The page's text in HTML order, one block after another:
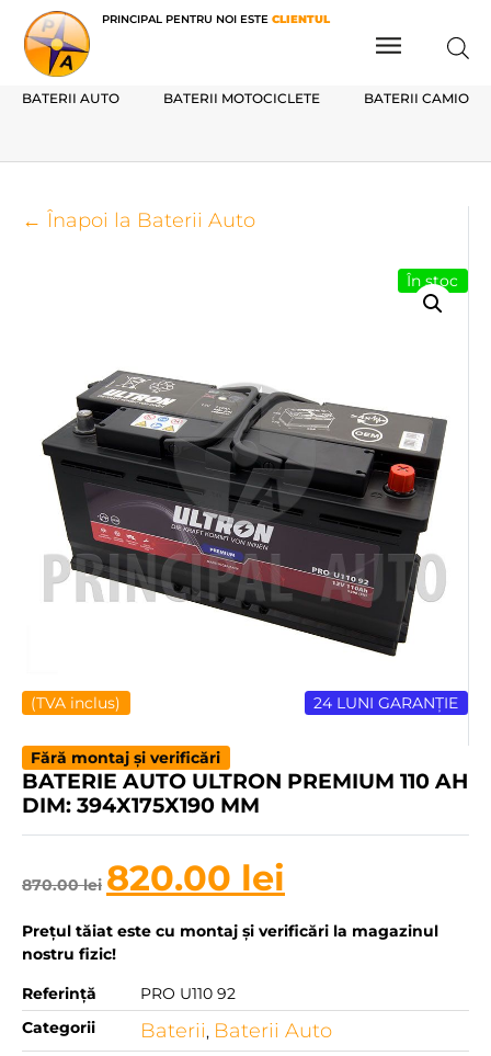
PRINCIPAL PENTRU NOI ESTE CLIENTUL
BATERII AUTO BATERII MOTOCICLETE BATERII
← Înapoi la Baterii Auto
24 LUNI GARANȚIE
(TVA inclus)
În stoc
Fără montaj și verificări
BATERIE AUTO ULTRON PREMIUM 110 AH
DIM: 394X175X190 MM
870.00lei 820.00 lei
Prețul tăiat este cu montaj și verificări la magazinul
nostru fizic!
Referință
PRO U110 92
Categorii
Baterii, Baterii Auto